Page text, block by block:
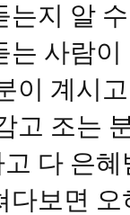
는지 알
는 사람
이 계시
고 조는
다 은
다보면